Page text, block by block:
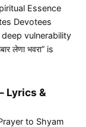
Essence
Devotees
vulnerability
लेणा भवरा” is
– Lyrics &
Prayer to Shyam